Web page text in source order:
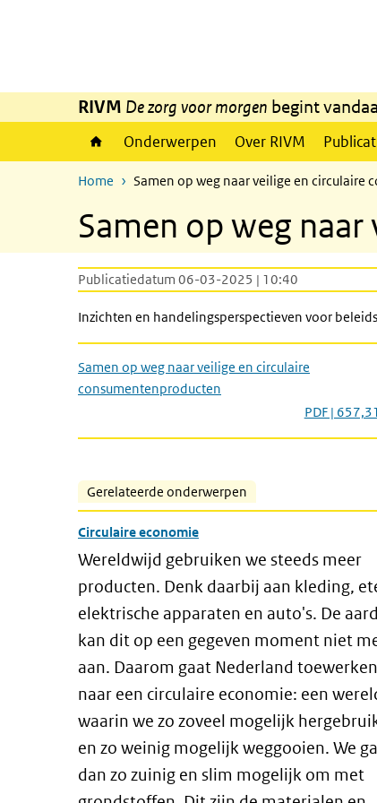
RIVM De zorg voor morgen begint
Onderwerpen Over RIVM
Home Samen op weg naar veilige en circulaire
Samen op weg
Publicatiedatum 06-03-2025 | 10:40
Inzichten en handelingsperspectieven voor
Samen op weg naar veilige en circulaire
consumentenproducten
PDF |
Gerelateerde onderwerpen
Circulaire economie
Wereldwijd gebruiken we steeds meer
producten. Denk daarbij aan kleding,
elektrische apparaten en auto's. De
kan dit op een gegeven moment niet
aan. Daarom gaat Nederland toewerken
naar een circulaire economie: een
waarin we zo zoveel mogelijk
en zo weinig mogelijk weggooien. We
dan zo zuinig en slim mogelijk om met